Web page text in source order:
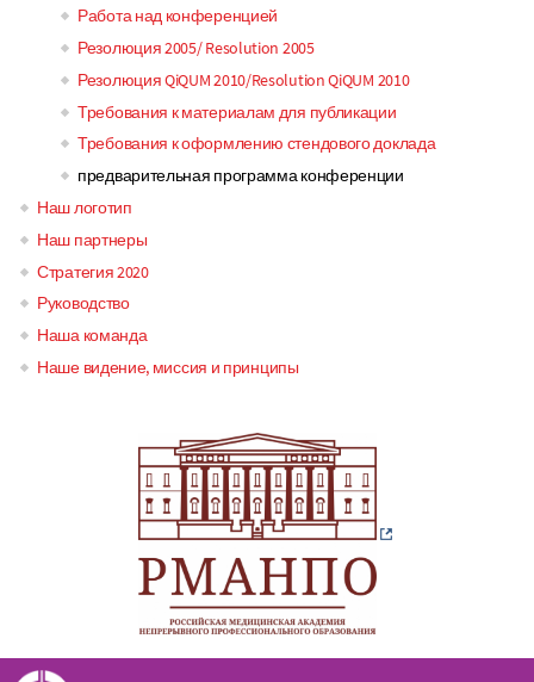
Работа над конференцией
Резолюция 2005/ Resolution 2005
Резолюция QiQUM 2010/Resolution QiQUM 2010
Требования к материалам для публикации
Требования к оформлению стендового доклада
предварительная программа конференции
Наш логотип
Наш партнеры
Стратегия 2020
Руководство
Наша команда
Наше видение, миссия и принципы